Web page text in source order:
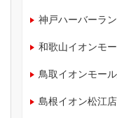
神戸ハーバーラ
和歌山イオンモ
鳥取イオンモー
島根イオン松江店